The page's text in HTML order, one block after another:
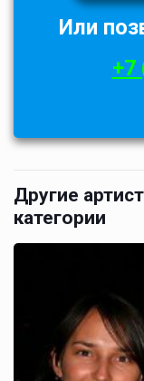
Или
+7
Другие
категории